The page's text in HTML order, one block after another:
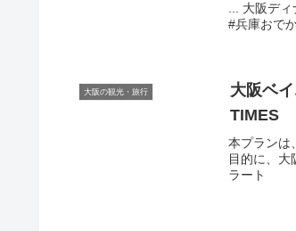
... 大阪デ
#兵庫おで
大阪の観光・旅行 大阪ベ
TIMES
本プランは
目的に、大
ラート